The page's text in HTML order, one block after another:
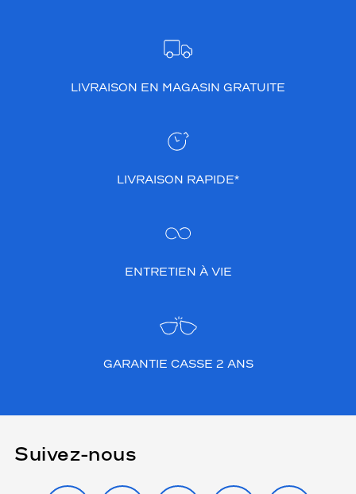
LIVRAISON EN MAGASIN GRATUITE
LIVRAISON RAPIDE*
ENTRETIEN À VIE
GARANTIE CASSE 2 ANS
Suivez-nous